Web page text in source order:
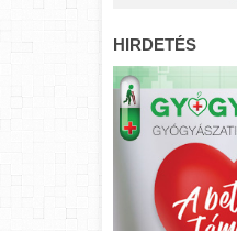
HIRDETÉS